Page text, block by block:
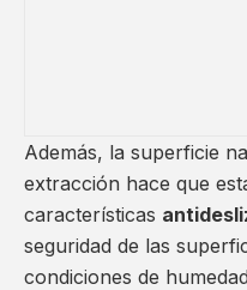
Además, la superficie
extracción hace que
características
seguridad de las
condiciones de